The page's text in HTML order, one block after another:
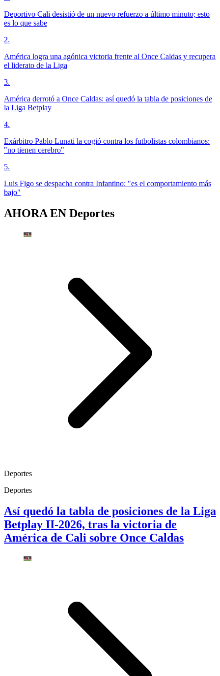
Deportivo Cali desistió de un nuevo refuerzo a último minuto; esto
es lo que sabe
2.
América logra una agónica victoria frente al Once Caldas y recupera
el liderato de la Liga
3.
América derrotó a Once Caldas: así quedó la tabla de posiciones de
la Liga Betplay
4.
Exárbitro Pablo Lunati la cogió contra los futbolistas colombianos:
"no tienen cerebro"
5.
Luis Figo se despacha contra Infantino: "es el comportamiento más
bajo"
AHORA EN Deportes
Deportes
Deportes
Así quedó la tabla de posiciones de la Liga
Betplay II-2026, tras la victoria de
América de Cali sobre Once Caldas